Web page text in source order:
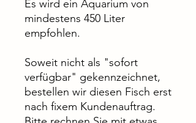
Es wird ein Aquarium von
mindestens 450 Liter
empfohlen.
Soweit nicht als "sofort
verfügbar" gekennzeichnet,
bestellen wir diesen Fisch erst
nach fixem Kundenauftrag.